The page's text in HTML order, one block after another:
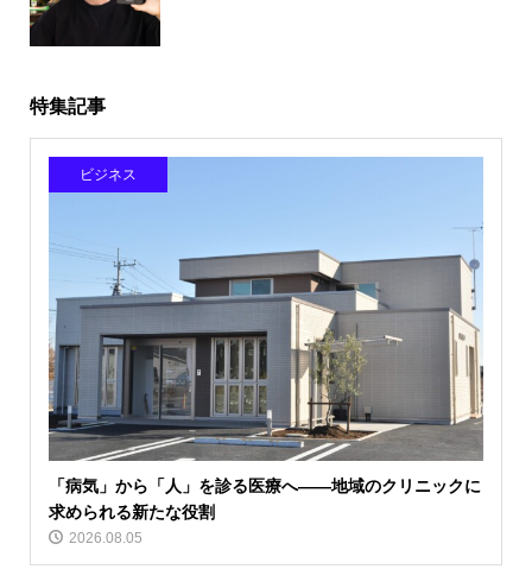
特集記事
ビジネス
「病気」から「人」を診る医療へ――地域のクリニックに
求められる新たな役割
2026.08.05